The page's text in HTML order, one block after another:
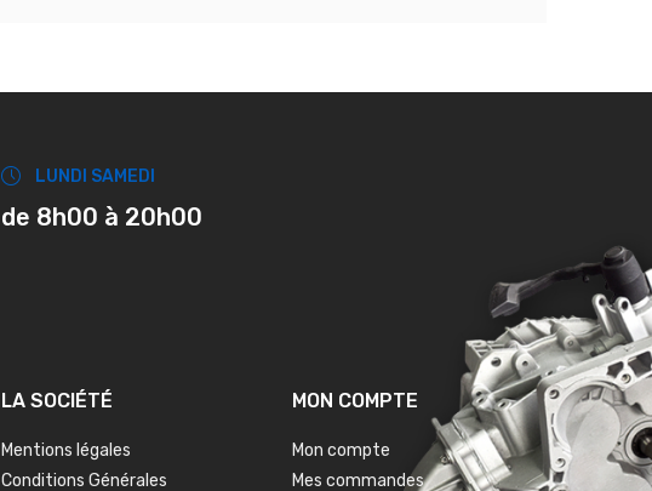
LUNDI SAMEDI
de 8h00 à 20h00
LA SOCIÉTÉ
Mentions légales
Conditions Générales
MON COMPTE
Mon compte
Mes commandes